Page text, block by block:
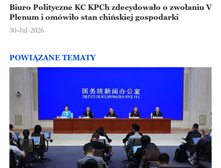
Biuro Polityczne KC KPCh zdecydowało o zwołaniu V
Plenum i omówiło stan chińskiej gospodarki
30-Jul-2026
POWIĄZANE TEMATY